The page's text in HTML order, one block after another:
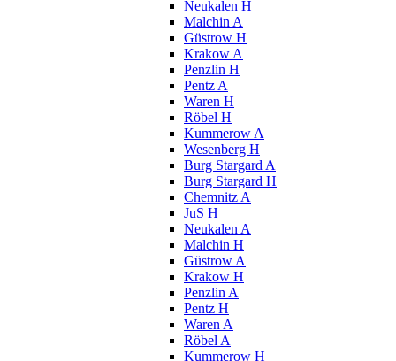
Neukalen H
Malchin A
Güstrow H
Krakow A
Penzlin H
Pentz A
Waren H
Röbel H
Kummerow A
Wesenberg H
Burg Stargard A
Burg Stargard H
Chemnitz A
JuS H
Neukalen A
Malchin H
Güstrow A
Krakow H
Penzlin A
Pentz H
Waren A
Röbel A
Kummerow H